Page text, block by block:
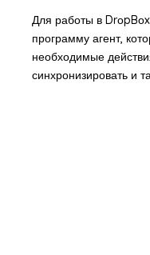
Для работы в
программу агент,
необходимые
синхронизировать и